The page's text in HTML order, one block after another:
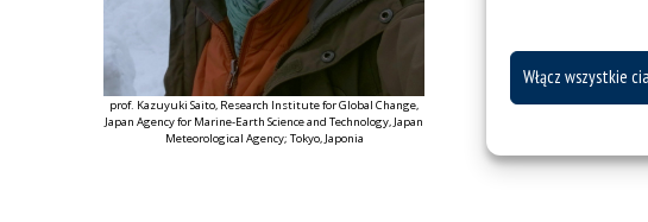
Włącz wszystkie
prof. Kazuyuki Saito, Research Institute for Global Change,
Japan Agency for Marine-Earth Science and Technology, Japan
Meteorological Agency; Tokyo, Japonia